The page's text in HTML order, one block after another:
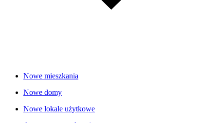
Nowe mieszkania
Nowe domy
Nowe lokale użytkowe